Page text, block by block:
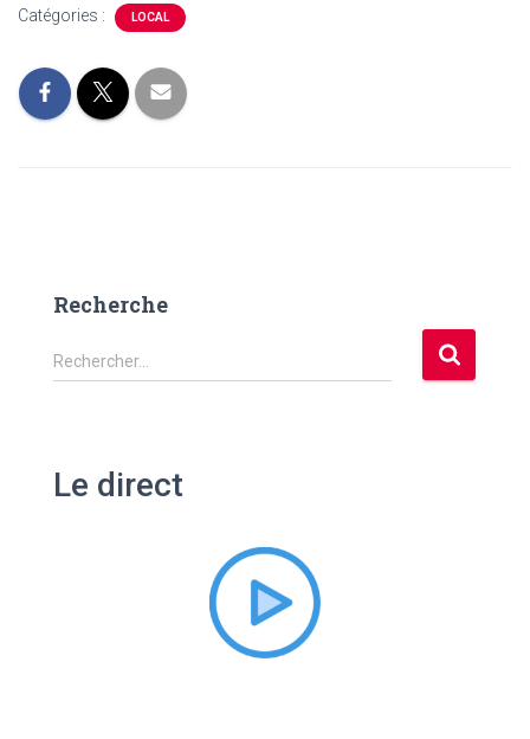
Catégories : LOCAL
Recherche
R
e
Rechercher…
Le direct